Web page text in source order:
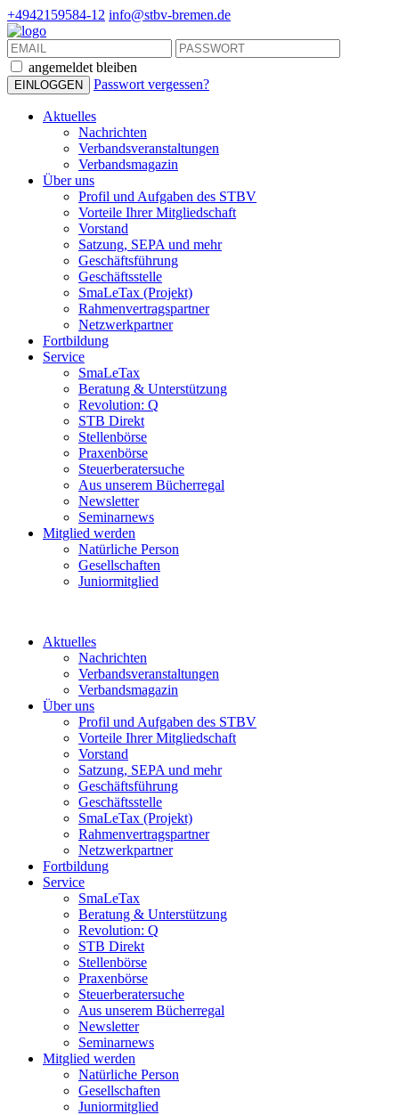
+4942159584-12 info@stbv-bremen.de
angemeldet bleiben
Passwort vergessen?
Aktuelles
Nachrichten
Verbandsveranstaltungen
Verbandsmagazin
Über uns
Profil und Aufgaben des STBV
Vorteile Ihrer Mitgliedschaft
Vorstand
Satzung, SEPA und mehr
Geschäftsführung
Geschäftsstelle
SmaLeTax (Projekt)
Rahmenvertragspartner
Netzwerkpartner
Fortbildung
Service
SmaLeTax
Beratung & Unterstützung
Revolution: Q
STB Direkt
Stellenbörse
Praxenbörse
Steuerberatersuche
Aus unserem Bücherregal
Newsletter
Seminarnews
Mitglied werden
Natürliche Person
Gesellschaften
Juniormitglied
Aktuelles
Nachrichten
Verbandsveranstaltungen
Verbandsmagazin
Über uns
Profil und Aufgaben des STBV
Vorteile Ihrer Mitgliedschaft
Vorstand
Satzung, SEPA und mehr
Geschäftsführung
Geschäftsstelle
SmaLeTax (Projekt)
Rahmenvertragspartner
Netzwerkpartner
Fortbildung
Service
SmaLeTax
Beratung & Unterstützung
Revolution: Q
STB Direkt
Stellenbörse
Praxenbörse
Steuerberatersuche
Aus unserem Bücherregal
Newsletter
Seminarnews
Mitglied werden
Natürliche Person
Gesellschaften
Juniormitglied